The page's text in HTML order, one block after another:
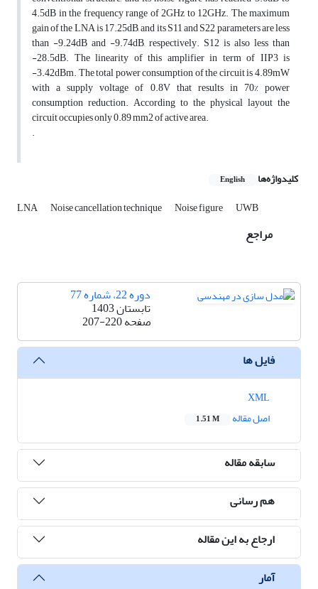
4.5dB in the frequency range of 2GHz to 12GHz. The maximum
gain of the LNA is 17.25dB, and its S11 and S22 parameters are less
than -9.24dB and -9.74dB, respectively. S12 is also less than
-28.5dB. The linearity of this amplifier in term of IIP3 is
-3.42dBm. The total power consumption of the circuit is 4.89mW
with a supply voltage of 0.8V that results in 70% power
consumption reduction. According to the physical layout the
circuit occupies only 0.89 mm2 of active area.
.
کلیدواژه‌ها English
LNA Noise cancellation technique Noise figure UWB
مراجع
دوره 22، شماره 77
تابستان 1403
صفحه207-220
فایل ها
اصل مقاله
1.51 M
سابقه مقاله
هم رسانی
ارجاع به این مقاله
آمار